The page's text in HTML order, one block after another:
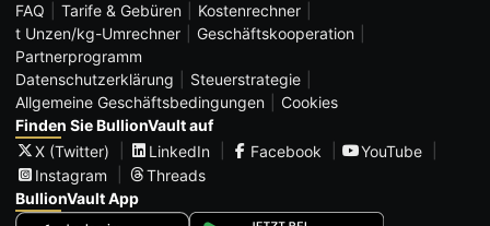
FAQ
Tarife & Gebüren
Kostenrechner
t Unzen/kg-Umrechner
Geschäftskooperation
Partnerprogramm
Datenschutzerklärung
Steuerstrategie
Allgemeine Geschäftsbedingungen
Cookies
Finden Sie BullionVault auf
X (Twitter)
LinkedIn Facebook
YouTube
Instagram
Threads
BullionVault App